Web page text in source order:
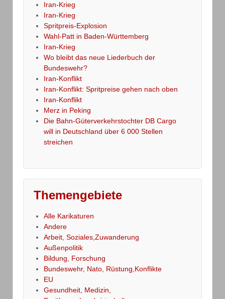
Iran-Krieg
Iran-Krieg
Spritpreis-Explosion
Wahl-Patt in Baden-Württemberg
Iran-Krieg
Wo bleibt das neue Liederbuch der
Bundeswehr?
Iran-Konflikt
Iran-Konflikt: Spritpreise gehen nach oben
Iran-Konflikt
Merz in Peking
Die Bahn-Güterverkehrstochter DB Cargo
will in Deutschland über 6 000 Stellen
streichen
Themengebiete
Alle Karikaturen
Andere
Arbeit, Soziales,Zuwanderung
Außenpolitik
Bildung, Forschung
Bundeswehr, Nato, Rüstung,Konflikte
EU
Gesundheit, Medizin,